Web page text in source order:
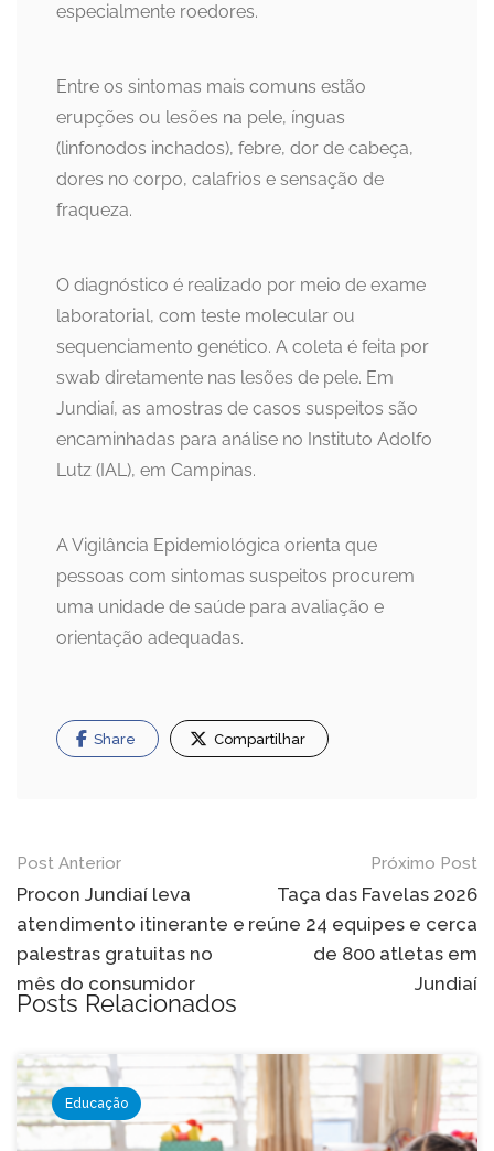
especialmente roedores.
Entre os sintomas mais comuns estão
erupções ou lesões na pele, ínguas
(linfonodos inchados), febre, dor de cabeça,
dores no corpo, calafrios e sensação de
fraqueza.
O diagnóstico é realizado por meio de exame
laboratorial, com teste molecular ou
sequenciamento genético. A coleta é feita por
swab diretamente nas lesões de pele. Em
Jundiaí, as amostras de casos suspeitos são
encaminhadas para análise no Instituto Adolfo
Lutz (IAL), em Campinas.
A Vigilância Epidemiológica orienta que
pessoas com sintomas suspeitos procurem
uma unidade de saúde para avaliação e
orientação adequadas.
Share Compartilhar
Navegação
de
Post
Post Anterior
Procon Jundiaí leva
atendimento itinerante e
palestras gratuitas no
mês do consumidor
Próximo Post
Taça das Favelas 2026
reúne 24 equipes e cerca
de 800 atletas em
Jundiaí
Posts Relacionados
Educação